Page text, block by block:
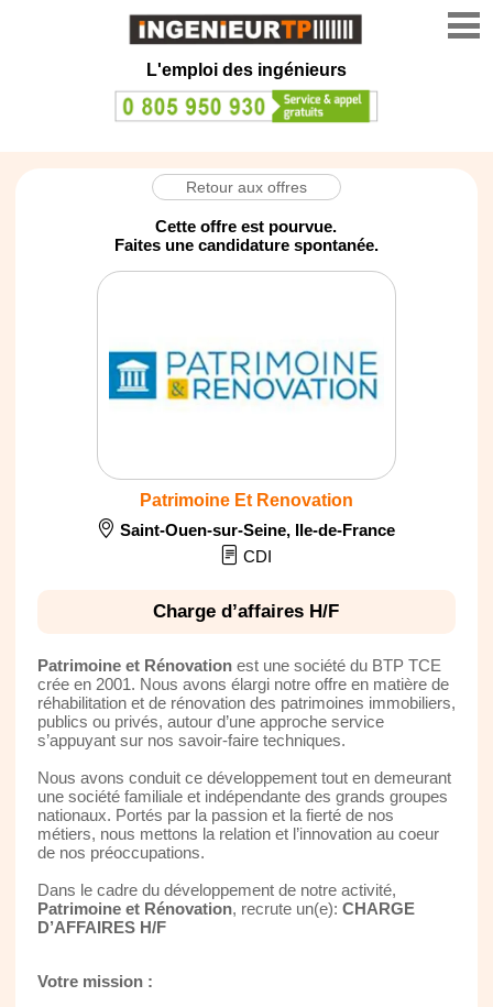
L'emploi des ingénieurs
Retour aux offres
Cette offre est pourvue.
Faites une candidature spontanée.
Patrimoine Et Renovation
Saint-Ouen-sur-Seine, Ile-de-France
CDI
Charge d’affaires H/F
Patrimoine et Rénovationest une société du BTP TCE
crée en 2001. Nous avons élargi notre offre en matière de
réhabilitation et de rénovation des patrimoines immobiliers,
publics ou privés, autour d’une approche service
s’appuyant sur nos savoir-faire techniques.
Nous avons conduit ce développement tout en demeurant
une société familiale et indépendante des grands groupes
nationaux. Portés par la passion et la fierté de nos
métiers, nous mettons la relation et l’innovation au coeur
de nos préoccupations.
Dans le cadre du développement de notre activité,
Patrimoine et Rénovation, recrute un(e): CHARGE
D’AFFAIRES H/F
Votre mission :